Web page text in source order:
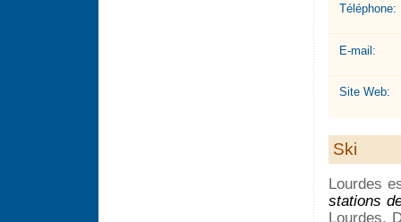
Téléphone:
E-mail:
Site Web:
Ski
Lourdes
stations
Lourdes.